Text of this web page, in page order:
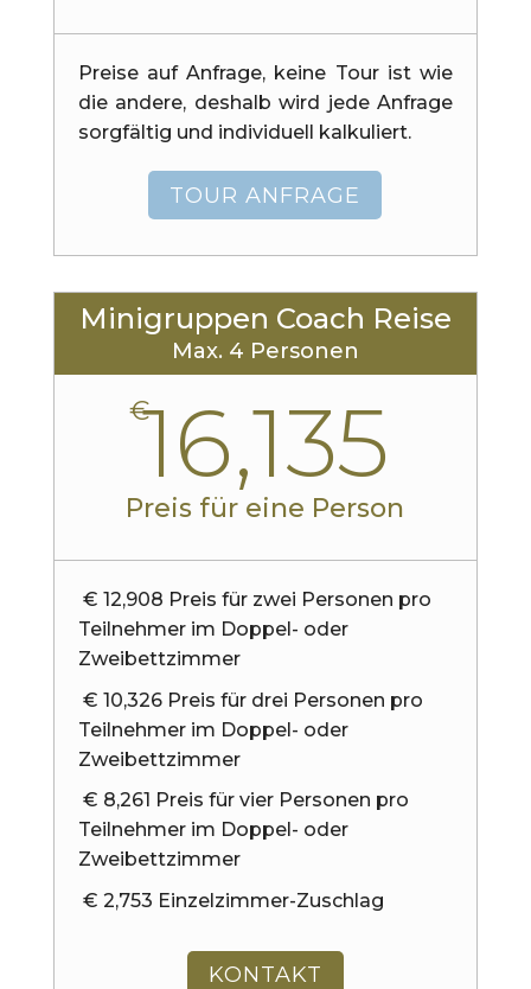
Preise auf Anfrage, keine Tour ist wie
die andere, deshalb wird jede Anfrage
sorgfältig und individuell kalkuliert.
TOUR ANFRAGE
Minigruppen Coach Reise
Max. 4 Personen
€16,135
Preis für eine Person
€ 12,908 Preis für zwei Personen pro
Teilnehmer im Doppel- oder
Zweibettzimmer
€ 10,326 Preis für drei Personen pro
Teilnehmer im Doppel- oder
Zweibettzimmer
€ 8,261 Preis für vier Personen pro
Teilnehmer im Doppel- oder
Zweibettzimmer
€ 2,753 Einzelzimmer-Zuschlag
KONTAKT